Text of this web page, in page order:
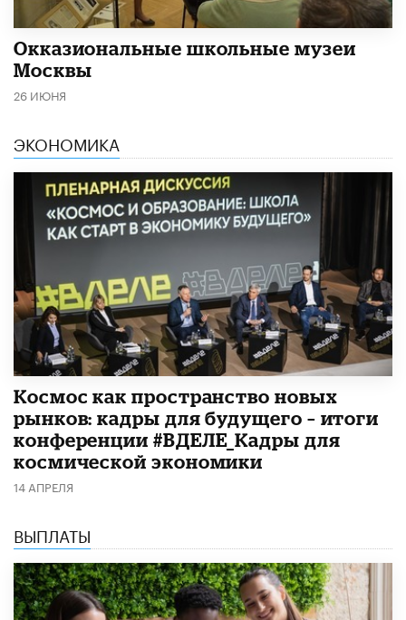
​Окказиональные школьные музеи
Москвы
26 ИЮНЯ
ЭКОНОМИКА
Космос как пространство новых
рынков: кадры для будущего – итоги
конференции #ВДЕЛЕ_Кадры для
космической экономики
14 АПРЕЛЯ
ВЫПЛАТЫ